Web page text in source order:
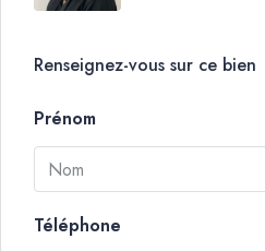
Renseignez-vous sur ce bien
Prénom
Téléphone